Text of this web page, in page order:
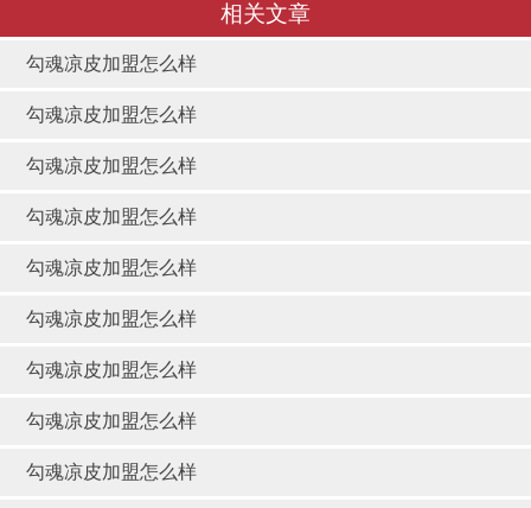
相关文章
勾魂凉皮加盟怎么样
勾魂凉皮加盟怎么样
勾魂凉皮加盟怎么样
勾魂凉皮加盟怎么样
勾魂凉皮加盟怎么样
勾魂凉皮加盟怎么样
勾魂凉皮加盟怎么样
勾魂凉皮加盟怎么样
勾魂凉皮加盟怎么样